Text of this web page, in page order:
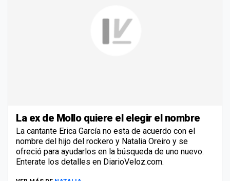
La ex de Mollo quiere el elegir el nombre
La cantante Erica García no esta de acuerdo con el
nombre del hijo del rockero y Natalia Oreiro y se
ofreció para ayudarlos en la búsqueda de uno nuevo.
Enterate los detalles en DiarioVeloz.com.